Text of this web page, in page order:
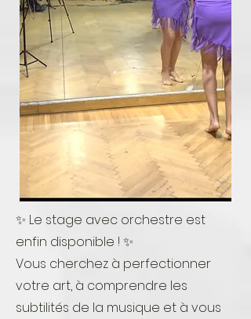
✨ Le stage avec orchestre est
enfin disponible ! ✨
Vous cherchez à perfectionner
votre art, à comprendre les
subtilités de la musique et à vous